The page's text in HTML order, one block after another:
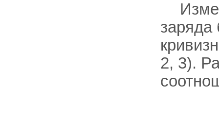
заряда
2, 3).